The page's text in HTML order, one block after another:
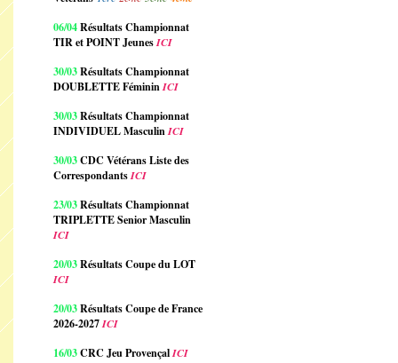
06/04Résultats Championnat
TIR et POINT JeunesICI
30/03Résultats Championnat
DOUBLETTE FémininICI
30/03Résultats Championnat
INDIVIDUEL MasculinICI
30/03CDC Vétérans Liste des
CorrespondantsICI
23/03Résultats Championnat
TRIPLETTE Senior Masculin
ICI
20/03Résultats Coupe du LOT
ICI
20/03Résultats Coupe de France
2026-2027ICI
16/03CRC Jeu ProvençalICI